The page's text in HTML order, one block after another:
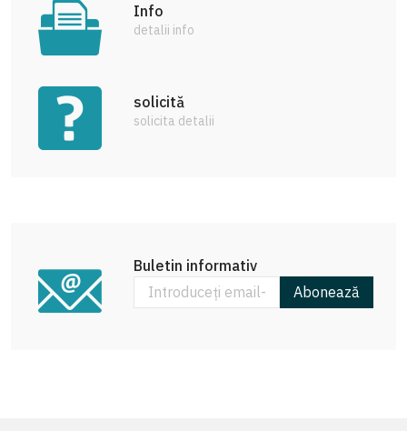
Info
detalii info
solicită
solicita detalii
Buletin informativ
Abonează